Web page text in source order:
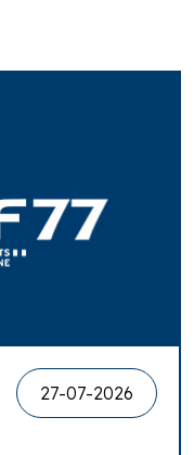
27-07-2026